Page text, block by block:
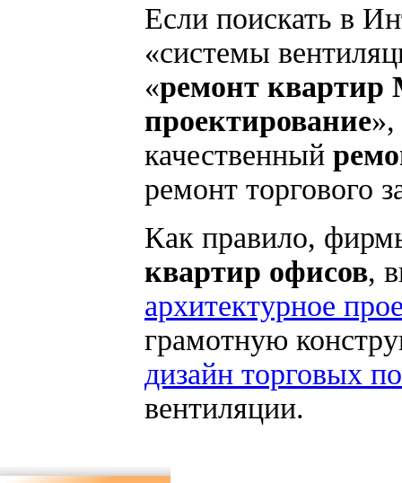
Если поискать в
«системы
«ремонт квартир
проектирование»,
качественный
ремонт торгового
Как правило,
квартир офисов,
архитектурное
грамотную
дизайн торговых
вентиляции.